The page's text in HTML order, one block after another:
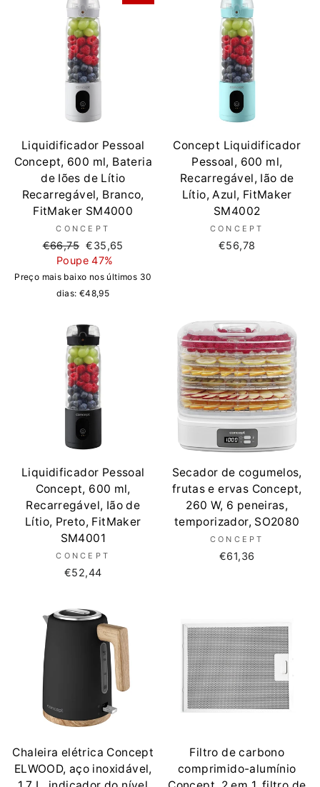
Liquidificador Pessoal
Concept, 600 ml, Bateria
de Iões de Lítio
Recarregável, Branco,
FitMaker SM4000
CONCEPT
Preço
normal
€66,75 Preço
de
saldo
€35,65
Poupe 47%
Preço mais baixo nos últimos 30
dias: €48,95
Concept Liquidificador
Pessoal, 600 ml,
Recarregável, Ião de
Lítio, Azul, FitMaker
SM4002
CONCEPT
€56,78
Liquidificador Pessoal
Concept, 600 ml,
Recarregável, Ião de
Lítio, Preto, FitMaker
SM4001
CONCEPT
€52,44
Secador de cogumelos,
frutas e ervas Concept,
260 W, 6 peneiras,
temporizador, SO2080
CONCEPT
€61,36
Chaleira elétrica Concept
ELWOOD, aço inoxidável,
Filtro de carbono
comprimido-alumínio